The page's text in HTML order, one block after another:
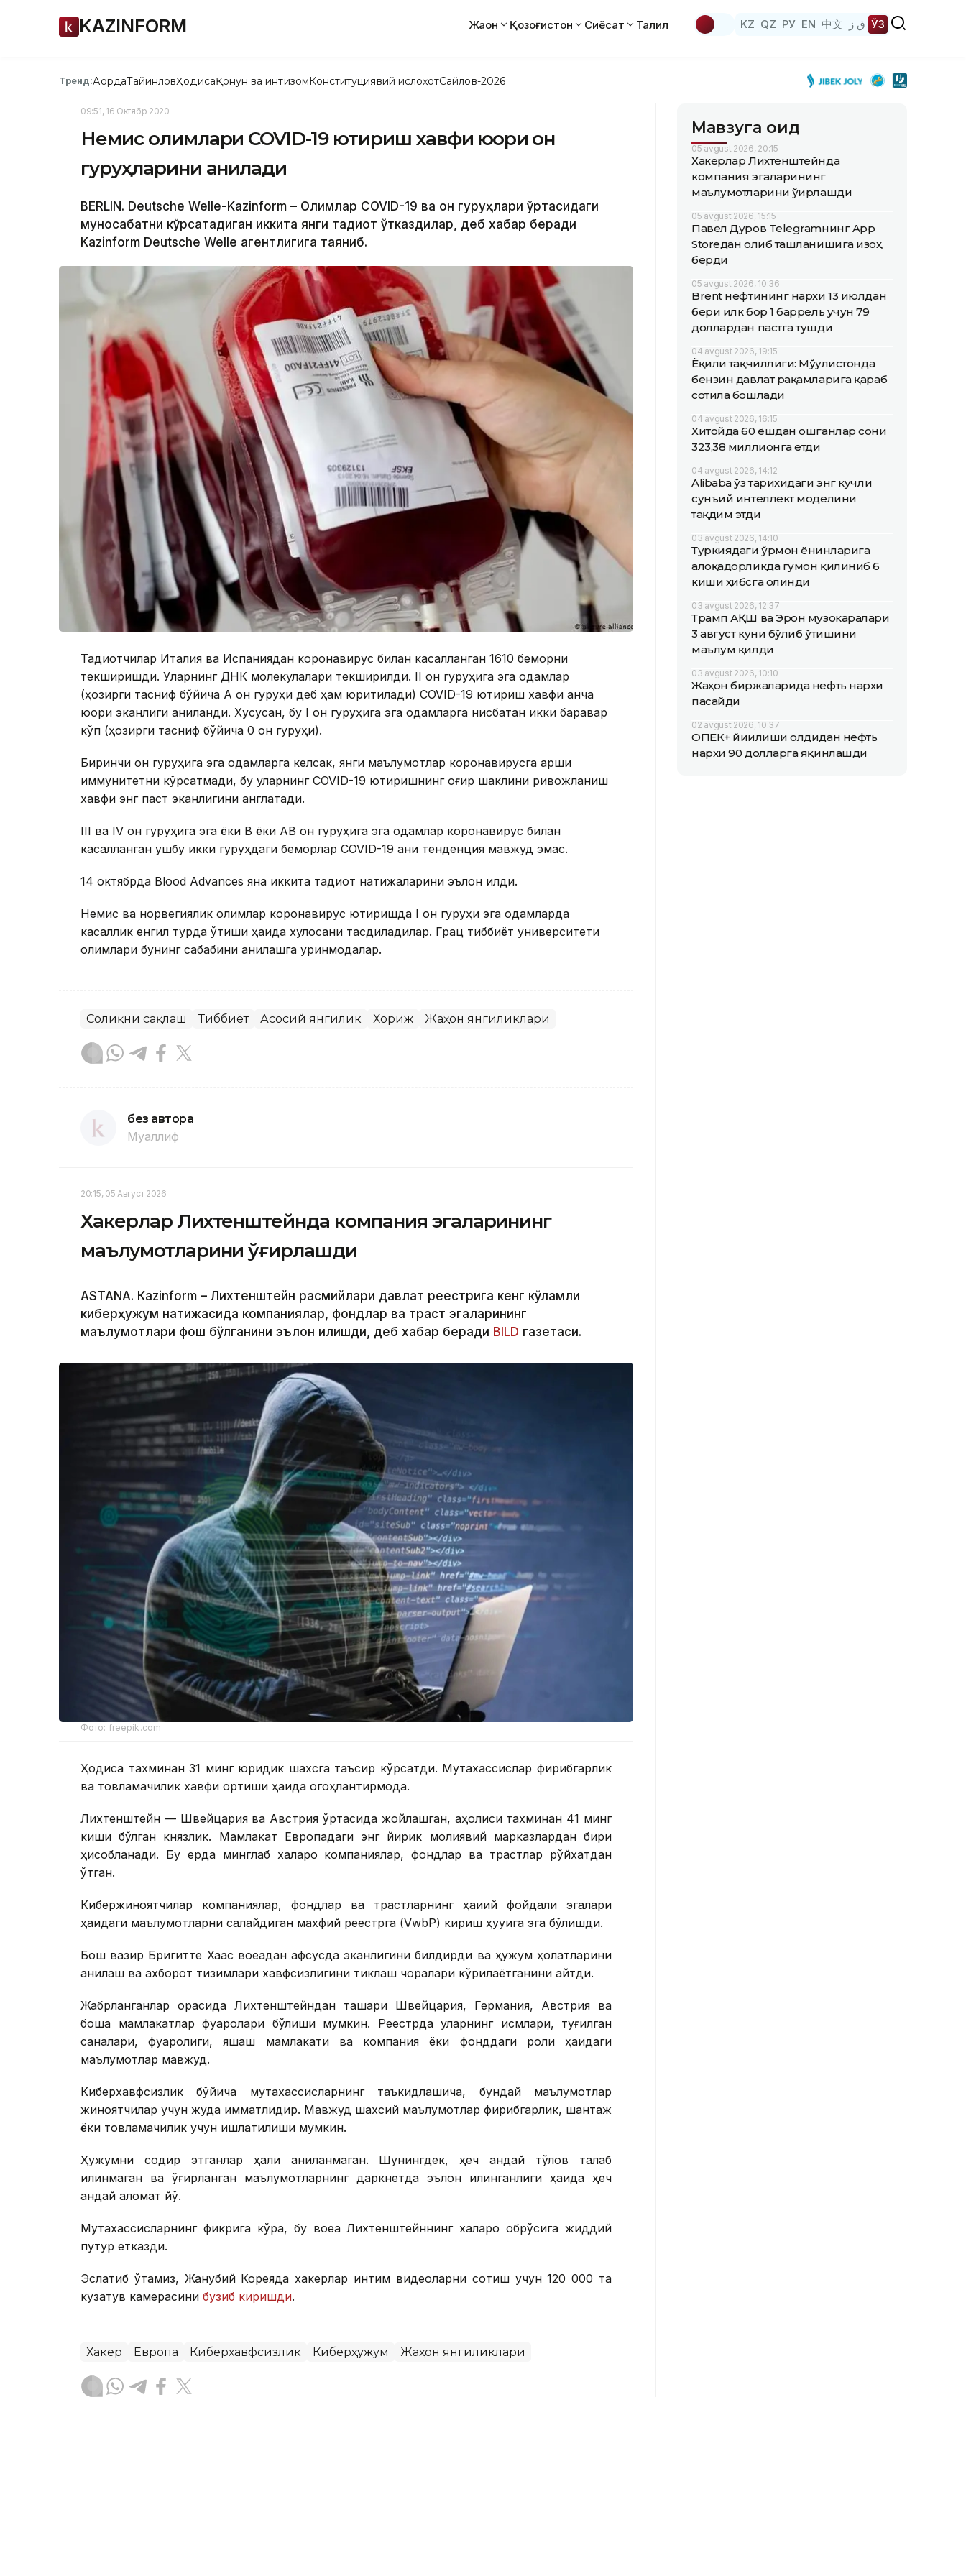
KAZINFORM Жаҳон Қозоғистон Сиёсат Таҳлил KZ QZ РУ EN 中文 ق ز ЎЗ
Тренд:АқордаТайинловҲодисаҚонун ва интизомКонституциявий ислоҳотСайлов-2026
09:51, 16 Октябр 2020
Немис олимлари COVID-19 юқтириш хавфи юқори қон
гуруҳларини аниқлади
BERLIN. Deutsche Welle-Kazinform – Олимлар COVID-19 ва қон гуруҳлари ўртасидаги
муносабатни кўрсатадиган иккита янги тадқиқот ўтказдилар, деб хабар беради
Kazinform Deutsche Welle агентлигига таяниб.
Тадқиқотчилар Италия ва Испаниядан коронавирус билан касалланган 1610 беморни
текширишди. Уларнинг ДНК молекулалари текширилди. II қон гуруҳига эга одамлар
(ҳозирги тасниф бўйича А қон гуруҳи деб ҳам юритилади) COVID-19 юқтириш хавфи анча
юқори эканлиги аниқланди. Хусусан, бу I қон гуруҳига эга одамларга нисбатан икки баравар
кўп (ҳозирги тасниф бўйича 0 қон гуруҳи).
Биринчи қон гуруҳига эга одамларга келсак, янги маълумотлар коронавирусга қарши
иммунитетни кўрсатмади, бу уларнинг COVID-19 юқтиришнинг оғир шаклини ривожланиш
хавфи энг паст эканлигини англатади.
III ва IV қон гуруҳига эга ёки В ёки АВ қон гуруҳига эга одамлар коронавирус билан
касалланган ушбу икки гуруҳдаги беморлар COVID-19 аниқ тенденция мавжуд эмас.
14 октябрда Blood Advances яна иккита тадқиқот натижаларини эълон қилди.
Немис ва норвегиялик олимлар коронавирус юқтиришда I қон гуруҳи эга одамларда
касаллик енгил турда ўтиши ҳақида хулосани тасдиқладилар. Грац тиббиёт университети
олимлари бунинг сабабини аниқлашга уринмоқдалар.
Соғлиқни сақлаш Тиббиёт Асосий янгилик Хориж Жаҳон янгиликлари
без автора
Муаллиф
20:15, 05 Август 2026
Хакерлар Лихтенштейнда компания эгаларининг
маълумотларини ўғирлашди
ASTANА. Кazinform – Лихтенштейн расмийлари давлат реестрига кенг кўламли
киберҳужум натижасида компаниялар, фондлар ва траст эгаларининг
маълумотлари фош бўлганини эълон қилишди, деб хабар беради BILD газетаси.
Фото: freepik.com
Ҳодиса тахминан 31 минг юридик шахсга таъсир кўрсатди. Мутахассислар фирибгарлик
ва товламачилик хавфи ортиши ҳақида огоҳлантирмоқда.
Лихтенштейн — Швейцария ва Австрия ўртасида жойлашган, аҳолиси тахминан 41 минг
киши бўлган князлик. Мамлакат Европадаги энг йирик молиявий марказлардан бири
ҳисобланади. Бу ерда минглаб халқаро компаниялар, фондлар ва трастлар рўйхатдан
ўтган.
Кибержиноятчилар компаниялар, фондлар ва трастларнинг ҳақиқий фойдали эгалари
ҳақидаги маълумотларни сақлайдиган махфий реестрга (VwbP) кириш ҳуқуқига эга бўлишди.
Бош вазир Бригитте Хаас воқеадан афсусда эканлигини билдирди ва ҳужум ҳолатларини
аниқлаш ва ахборот тизимлари хавфсизлигини тиклаш чоралари кўрилаётганини айтди.
Жабрланганлар орасида Лихтенштейндан ташқари Швейцария, Германия, Австрия ва
бошқа мамлакатлар фуқаролари бўлиши мумкин. Реестрда уларнинг исмлари, туғилган
саналари, фуқаролиги, яшаш мамлакати ва компания ёки фонддаги роли ҳақидаги
маълумотлар мавжуд.
Киберхавфсизлик бўйича мутахассисларнинг таъкидлашича, бундай маълумотлар
жиноятчилар учун жуда қимматлидир. Мавжуд шахсий маълумотлар фирибгарлик, шантаж
ёки товламачилик учун ишлатилиши мумкин.
Ҳужумни содир этганлар ҳали аниқланмаган. Шунингдек, ҳеч қандай тўлов талаб
қилинмаган ва ўғирланган маълумотларнинг даркнетда эълон қилинганлиги ҳақида ҳеч
қандай аломат йўқ.
Мутахассисларнинг фикрига кўра, бу воқеа Лихтенштейннинг халқаро обрўсига жиддий
путур етказди.
Эслатиб ўтамиз, Жанубий Кореяда хакерлар интим видеоларни сотиш учун 120 000 та
кузатув камерасини бузиб киришди.
Хакер Европа Киберхавфсизлик Киберҳужум Жаҳон янгиликлари
Мавзуга оид
05 avgust 2026, 20:15
Хакерлар Лихтенштейнда
компания эгаларининг
маълумотларини ўғирлашди
05 avgust 2026, 15:15
Павел Дуров Telegramнинг App
Storeдан олиб ташланишига изоҳ
берди
05 avgust 2026, 10:36
Brent нефтининг нархи 13 июлдан
бери илк бор 1 баррель учун 79
доллардан пастга тушди
04 avgust 2026, 19:15
Ёқилғи тақчиллиги: Мўғулистонда
бензин давлат рақамларига қараб
сотила бошлади
04 avgust 2026, 16:15
Хитойда 60 ёшдан ошганлар сони
323,38 миллионга етди
04 avgust 2026, 14:12
Alibaba ўз тарихидаги энг кучли
сунъий интеллект моделини
тақдим этди
03 avgust 2026, 14:10
Туркиядаги ўрмон ёнғинларига
алоқадорликда гумон қилиниб 6
киши ҳибсга олинди
03 avgust 2026, 12:37
Трамп АҚШ ва Эрон музокаралари
3 август куни бўлиб ўтишини
маълум қилди
03 avgust 2026, 10:10
Жаҳон биржаларида нефть нархи
пасайди
02 avgust 2026, 10:37
ОПEК+ йиғилиши олдидан нефть
нархи 90 долларга яқинлашди